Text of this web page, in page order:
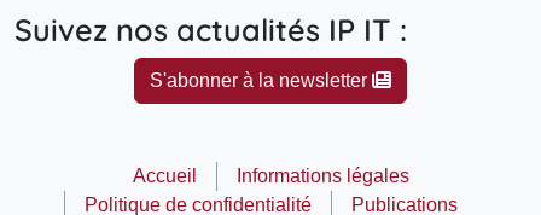
Suivez nos actualités IP IT :
S'abonner à la newsletter
Accueil
Informations légales
Politique de confidentialité
Publications